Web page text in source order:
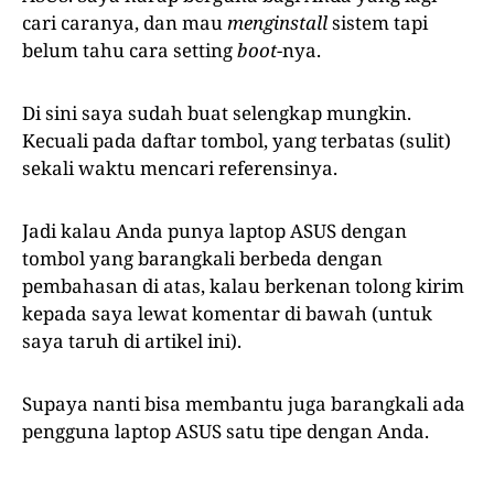
cari caranya, dan maumenginstallsistem tapi
belum tahu cara settingboot-nya.
Di sini saya sudah buat selengkap mungkin.
Kecuali pada daftar tombol, yang terbatas (sulit)
sekali waktu mencari referensinya.
Jadi kalau Anda punya laptop ASUS dengan
tombol yang barangkali berbeda dengan
pembahasan di atas, kalau berkenan tolong kirim
kepada saya lewat komentar di bawah (untuk
saya taruh di artikel ini).
Supaya nanti bisa membantu juga barangkali ada
pengguna laptop ASUS satu tipe dengan Anda.